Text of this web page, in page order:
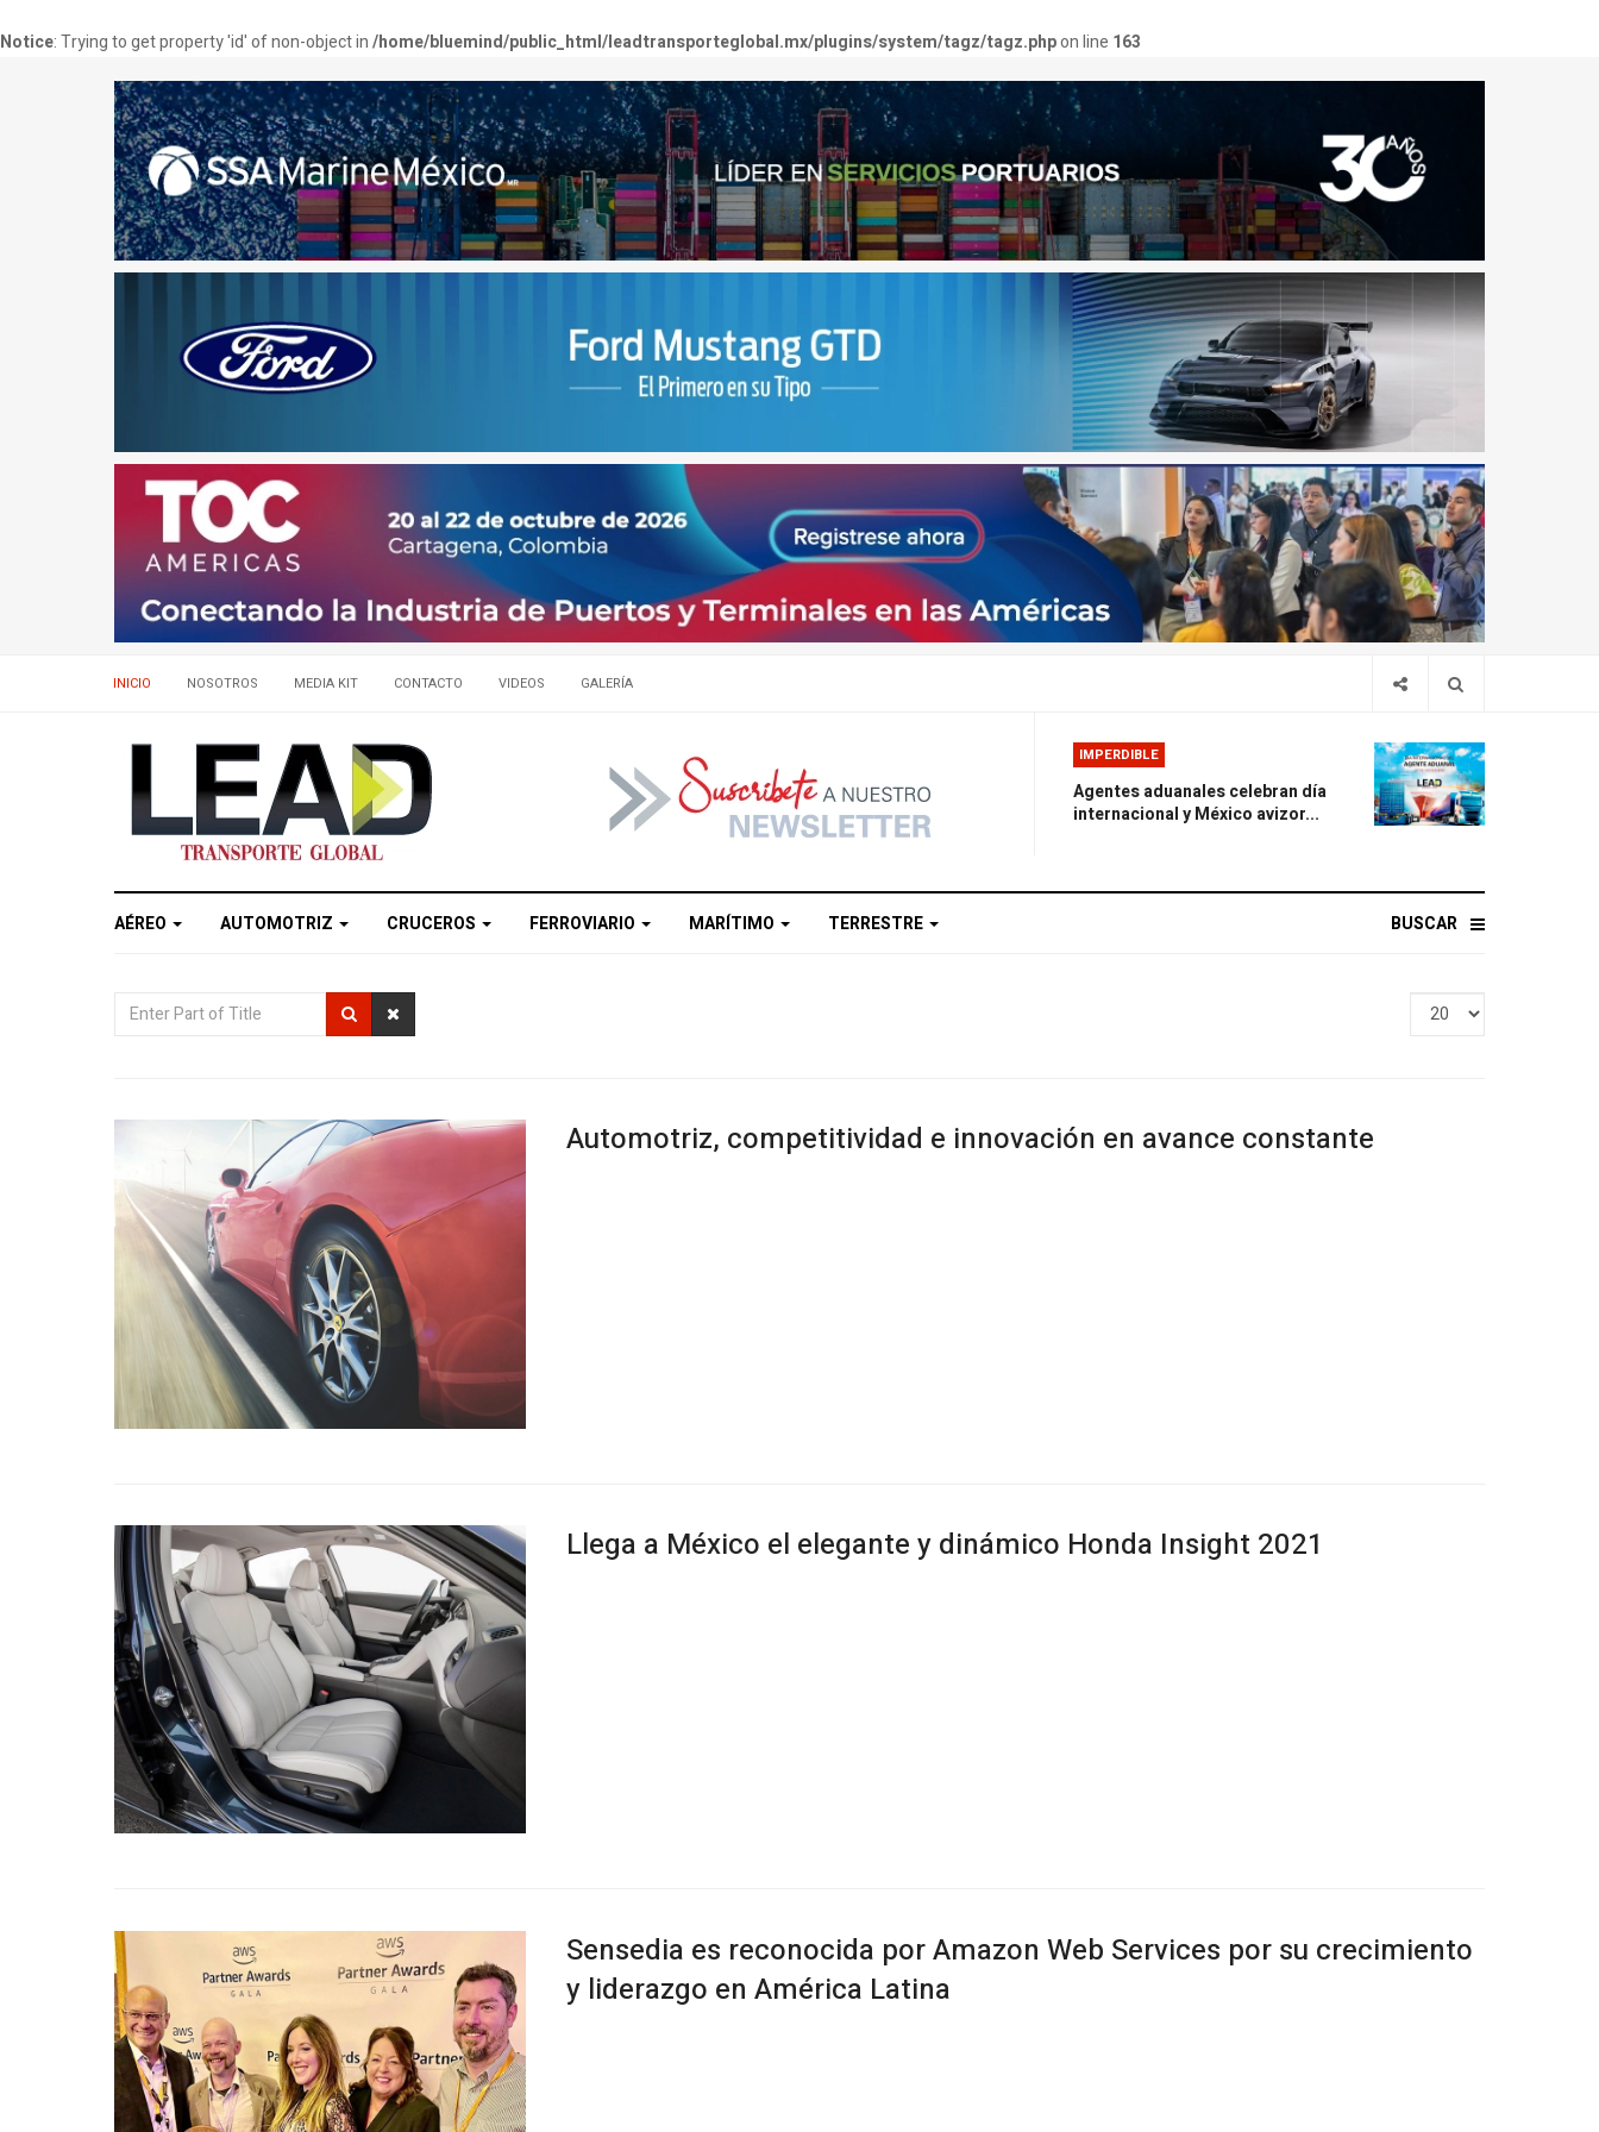
Notice: Trying to get property 'id' of non-object in/home/bluemind/public_html/leadtransporteglobal.mx/plugins/system/tagz/tagz.phpon line 163
INICIO NOSOTROS MEDIA KIT CONTACTO VIDEOS GALERÍA
IMPERDIBLE
Agentes aduanales celebran día
internacional y México avizor...
AÉREO AUTOMOTRIZ CRUCEROS FERROVIARIO MARÍTIMO TERRESTRE BUSCAR
Enter
Display
Automotriz, competitividad e innovación en avance constante
Llega a México el elegante y dinámico Honda Insight 2021
Sensedia es reconocida por Amazon Web Services por su crecimiento
y liderazgo en América Latina